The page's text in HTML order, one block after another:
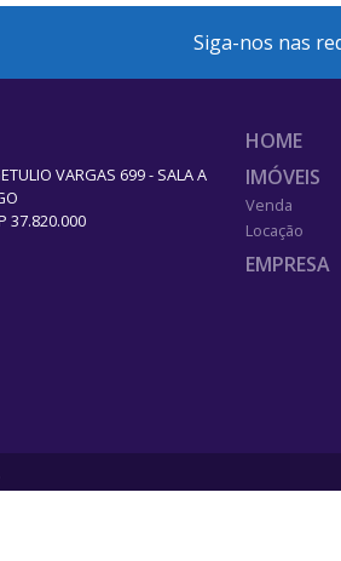
Siga-nos nas
VARGAS 699 - SALA A
37.820.000
HOME
IMÓVEIS
Venda
Locação
EMPRESA